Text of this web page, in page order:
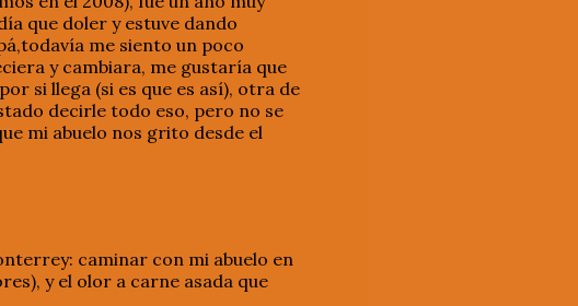
que doler y estuve dando
me siento un poco
y cambiara, me gustaría que
si llega (si es que es así), otra de
decirle todo eso, pero no se
mi abuelo nos grito desde el
caminar con mi abuelo en
y el olor a carne asada que